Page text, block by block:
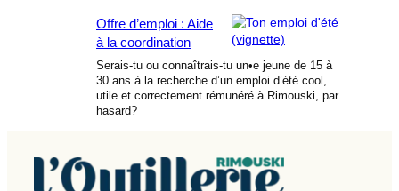
Offre d’emploi : Aide
à la coordination
Serais-tu ou connaîtrais-tu un•e jeune de 15 à
30 ans à la recherche d’un emploi d’été cool,
utile et correctement rémunéré à Rimouski, par
hasard?